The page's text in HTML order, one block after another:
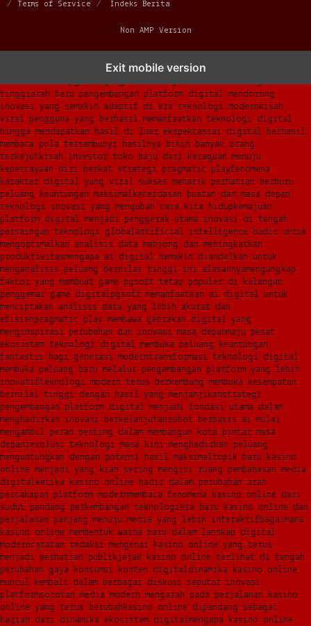
Terms of Service Indeks Berita
Non AMP Version
Exit mobile version
dalam menghadirkan inovasi berkualitasai digital menjadi kunci
tinggiarah baru pengembangan platform digital mendorong
inovasi yang semakin adaptif di era teknologi modern kisah
viral pengguna yang berhasil memanfaatkan teknologi digital
hingga mendapatkan hasil di luar ekspektasiai digital berhasil
membaca pola tersembunyi hasilnya bikin banyak orang
terkejutkisah investor toko baju dari keraguan menuju
kepercayaan diri berkat strategi pragmatic playfenomena
karakter digital yang viral sukses menarik perhatian berburu
peluang keuntungan maksimal kecerdasan buatan dan masa depan
teknologi inovasi yang mengubah cara kita hidup kemajuan
platform digital menjadi penggerak utama inovasi di tengah
persaingan teknologi globalartificial intelligence hadir untuk
mengoptimalkan analisis data mahjong dan meningkatkan
produktivitasmengapa ai digital semakin diandalkan untuk
menganalisis peluang bernilai tinggi ini alasannyamengungkap
faktor yang membuat game pgsoft tetap populer di kalangan
penggemar game digitalpgsoft memanfaatkan ai digital untuk
menciptakan analisis data yang lebih akurat dan
efisienpragmatic play membawa gebrakan digital yang
menginspirasi perubahan dan inovasi masa depanmaju pesat
ekosistem teknologi digital membuka peluang keuntungan
fantastis bagi generasi moderntransformasi teknologi digital
membuka peluang baru melalui pengembangan platform yang lebih
inovatifteknologi modern terus berkembang membuka kesempatan
bernilai tinggi dengan hasil yang menjanjikanstrategi
pengembangan platform digital menjadi fondasi utama dalam
menghadirkan inovasi berkelanjutanrobot berbasis ai mulai
mengambil peran penting dalam membangun kota pintar masa
depanrevolusi teknologi masa kini menghadirkan peluang
menguntungkan dengan potensi hasil maksimaltopik baru kasino
online menjadi yang kian sering mengisi ruang pembahasan media
digital ketika kasino online hadir dalam perubahan arah
percakapan platform modernmembaca fenomena kasino online dari
sudut pandang perkembangan teknologiera baru kasino online dan
perjalanan panjang menuju media yang lebih interaktif bagaimana
kasino online membentuk warna baru dalam lanskap digital
moderncatatan redaksi mengenai kasino online yang terus
menjadi perhatian publikjejak kasino online terlihat di tengah
perubahan gaya konsumsi konten digitaldinamika kasino online
muncul kembali dalam berbagai diskusi seputar inovasi
platformsorotan media modern mengarah pada perjalanan kasino
online yang terus berubah kasino online dipandang sebagai
bagian dari dinamika ekosistem digitalmengapa kasino online